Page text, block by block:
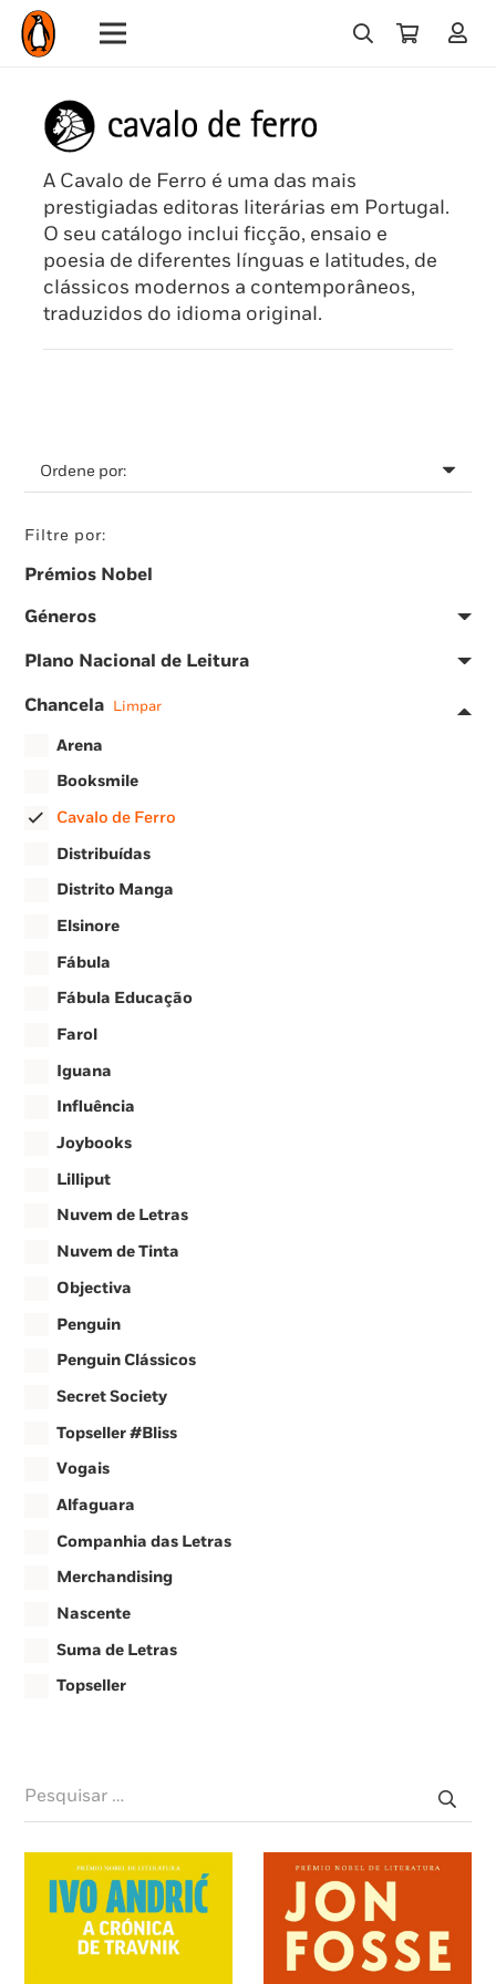
A Cavalo de Ferro é uma das mais
prestigiadas editoras literárias em Portugal.
O seu catálogo inclui ficção, ensaio e
poesia de diferentes línguas e latitudes, de
clássicos modernos a contemporâneos,
traduzidos do idioma original.
Filtre por:
Prémios Nobel
Géneros
Plano Nacional de Leitura
Chancela Limpar
Arena
Booksmile
Cavalo de Ferro
Distribuídas
Distrito Manga
Elsinore
Fábula
Fábula Educação
Farol
Iguana
Influência
Joybooks
Lilliput
Nuvem de Letras
Nuvem de Tinta
Objectiva
Penguin
Penguin Clássicos
Secret Society
Topseller #Bliss
Vogais
Alfaguara
Companhia das Letras
Merchandising
Nascente
Suma de Letras
Topseller
Pesquisar